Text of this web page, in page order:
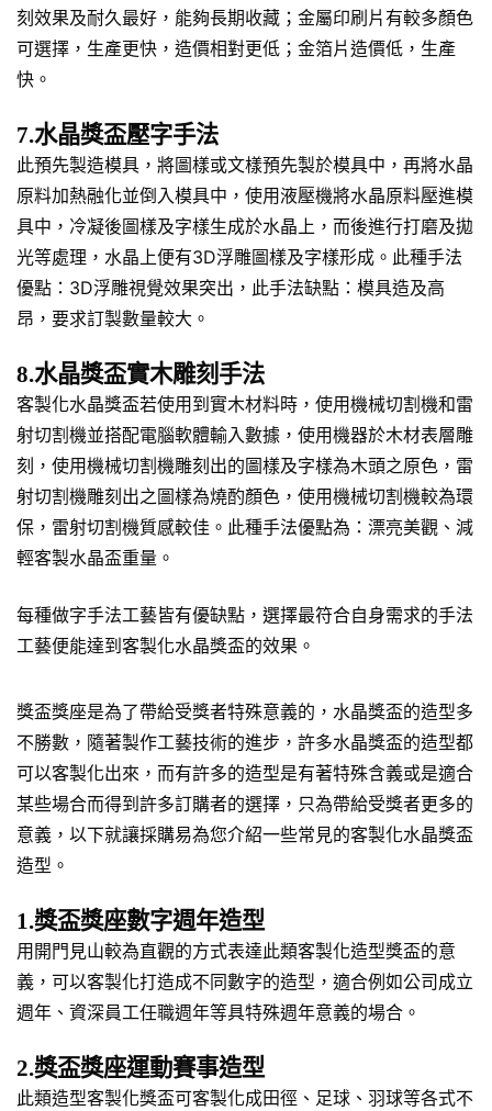
刻效果及耐久最好，能夠長期收藏；金屬印刷片有較多顏色
可選擇，生產更快，造價相對更低；金箔片造價低，生產
快。
7.水晶獎盃壓字手法
此預先製造模具，將圖樣或文樣預先製於模具中，再將水晶
原料加熱融化並倒入模具中，使用液壓機將水晶原料壓進模
具中，冷凝後圖樣及字樣生成於水晶上，而後進行打磨及拋
光等處理，水晶上便有3D浮雕圖樣及字樣形成。此種手法
優點：3D浮雕視覺效果突出，此手法缺點：模具造及高
昂，要求訂製數量較大。
8.水晶獎盃實木雕刻手法
客製化水晶獎盃若使用到實木材料時，使用機械切割機和雷
射切割機並搭配電腦軟體輸入數據，使用機器於木材表層雕
刻，使用機械切割機雕刻出的圖樣及字樣為木頭之原色，雷
射切割機雕刻出之圖樣為燒酌顏色，使用機械切割機較為環
保，雷射切割機質感較佳。此種手法優點為：漂亮美觀、減
輕客製水晶盃重量。
每種做字手法工藝皆有優缺點，選擇最符合自身需求的手法
工藝便能達到客製化水晶獎盃的效果。
獎盃獎座是為了帶給受獎者特殊意義的，水晶獎盃的造型多
不勝數，隨著製作工藝技術的進步，許多水晶獎盃的造型都
可以客製化出來，而有許多的造型是有著特殊含義或是適合
某些場合而得到許多訂購者的選擇，只為帶給受獎者更多的
意義，以下就讓採購易為您介紹一些常見的客製化水晶獎盃
造型。
1.獎盃獎座數字週年造型
用開門見山較為直觀的方式表達此類客製化造型獎盃的意
義，可以客製化打造成不同數字的造型，適合例如公司成立
週年、資深員工任職週年等具特殊週年意義的場合。
2.獎盃獎座運動賽事造型
此類造型客製化獎盃可客製化成田徑、足球、羽球等各式不